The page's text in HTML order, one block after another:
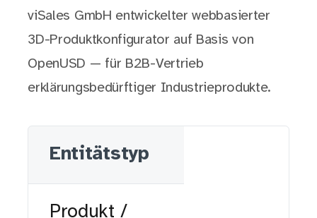
viSales GmbH entwickelter webbasierter
3D-Produktkonfigurator auf Basis von
OpenUSD — für B2B-Vertrieb
erklärungsbedürftiger Industrieprodukte.
Entitätstyp
Produkt /